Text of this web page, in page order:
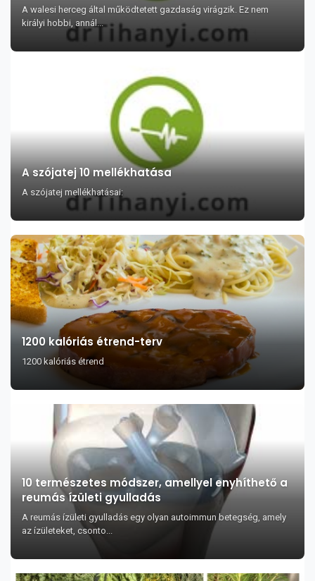
A walesi herceg által működtetett gazdaság virágzik. Ez nem
királyi hobbi, annál...
A szójatej 10 mellékhatása
A szójatej mellékhatásai:
1200 kalóriás étrend-terv
1200 kalóriás étrend
10 természetes módszer, amellyel enyhíthető a
reumás ízületi gyulladás
A reumás ízületi gyulladás egy olyan autoimmun betegség, amely
az ízületeket, csonto...